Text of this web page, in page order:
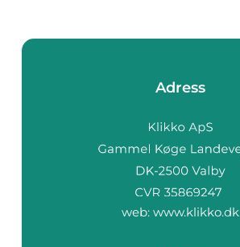
Adress
web: www.klikko.dk